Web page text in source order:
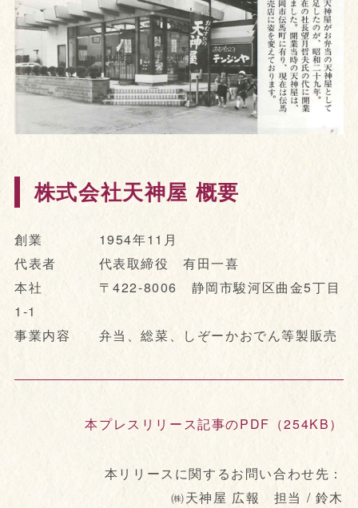
株式会社天神屋 概要
創業 1954年11月
代表者 代表取締役 有田一喜
本社 〒422-8006 静岡市駿河区曲金5丁目
1-1
事業内容 弁当、総菜、しぞーかおでん等製販売
本プレスリリース記事のPDF（254KB）
本リリースに関するお問い合わせ先：
㈱天神屋 広報 担当 / 鈴木